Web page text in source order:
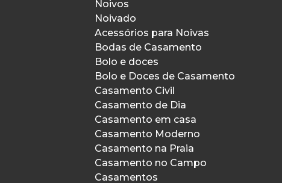
Noivos
Noivado
Acessórios para Noivas
Bodas de Casamento
Bolo e doces
Bolo e Doces de Casamento
Casamento Civil
Casamento de Dia
Casamento em casa
Casamento Moderno
Casamento na Praia
Casamento no Campo
Casamentos